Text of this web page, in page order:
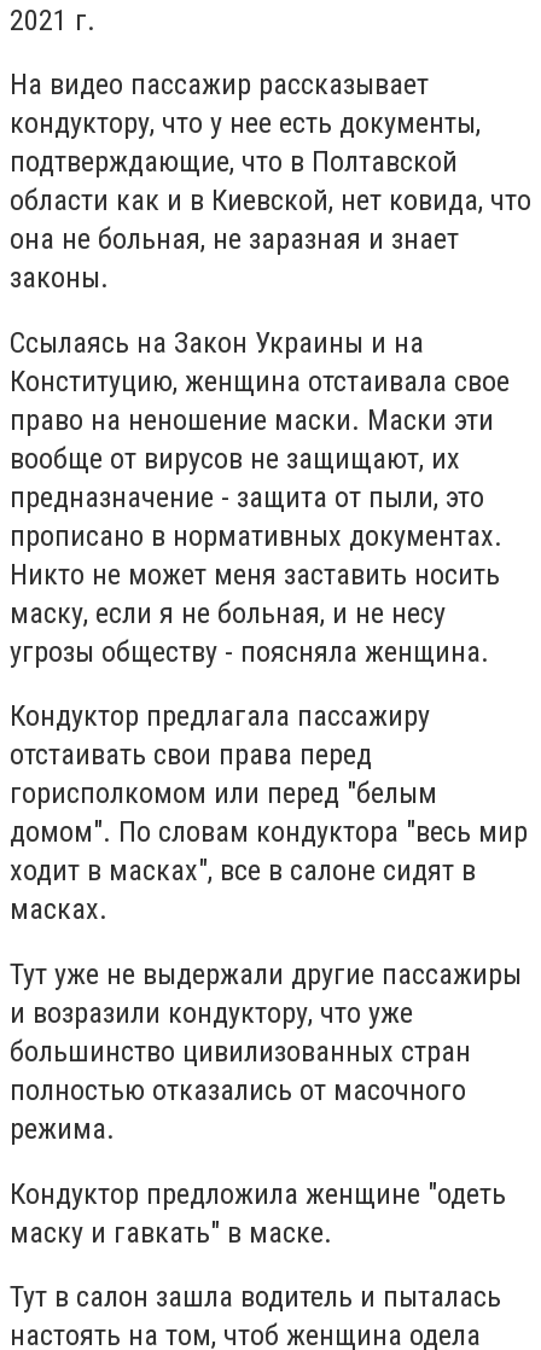
2021 г.
На видео пассажир рассказывает
кондуктору, что у нее есть документы,
подтверждающие, что в Полтавской
области как и в Киевской, нет ковида, что
она не больная, не заразная и знает
законы.
Ссылаясь на Закон Украины и на
Конституцию, женщина отстаивала свое
право на неношение маски. Маски эти
вообще от вирусов не защищают, их
предназначение - защита от пыли, это
прописано в нормативных документах.
Никто не может меня заставить носить
маску, если я не больная, и не несу
угрозы обществу - поясняла женщина.
Кондуктор предлагала пассажиру
отстаивать свои права перед
горисполкомом или перед "белым
домом". По словам кондуктора "весь мир
ходит в масках", все в салоне сидят в
масках.
Тут уже не выдержали другие пассажиры
и возразили кондуктору, что уже
большинство цивилизованных стран
полностью отказались от масочного
режима.
Кондуктор предложила женщине "одеть
маску и гавкать" в маске.
Тут в салон зашла водитель и пыталась
настоять на том, чтоб женщина одела